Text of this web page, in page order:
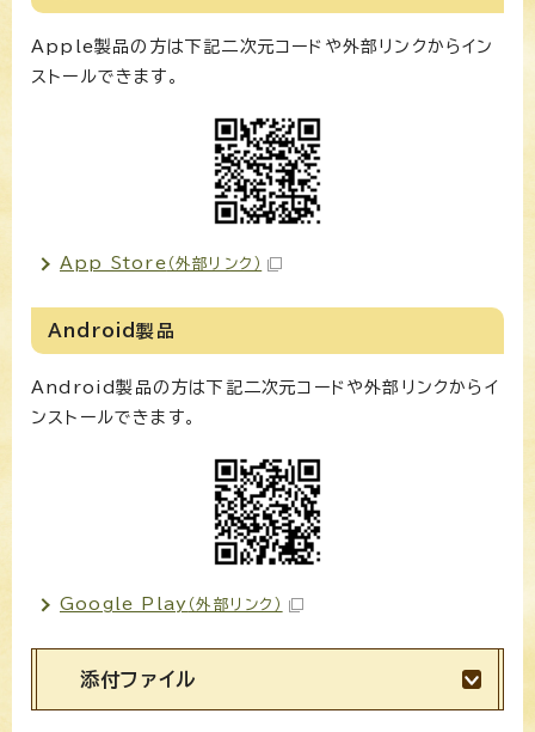
Apple製品の方は下記二次元コードや外部リンクからイン
ストールできます。
App Store （外部リンク）
Android製品
Android製品の方は下記二次元コードや外部リンクからイ
ンストールできます。
Google Play （外部リンク）
添付ファイル